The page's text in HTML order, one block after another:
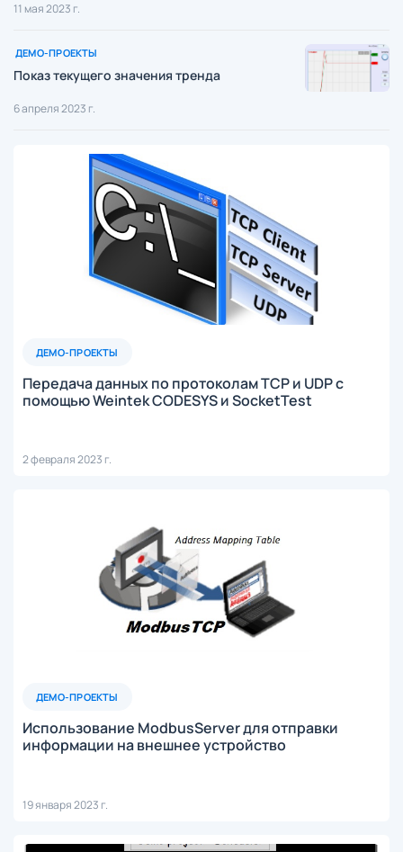
11 мая 2023 г.
ДЕМО-ПРОЕКТЫ
Показ текущего значения тренда
6 апреля 2023 г.
ДЕМО-ПРОЕКТЫ
Передача данных по протоколам TCP и UDP с
помощью Weintek CODESYS и SocketTest
2 февраля 2023 г.
ДЕМО-ПРОЕКТЫ
Использование ModbusServer для отправки
информации на внешнее устройство
19 января 2023 г.